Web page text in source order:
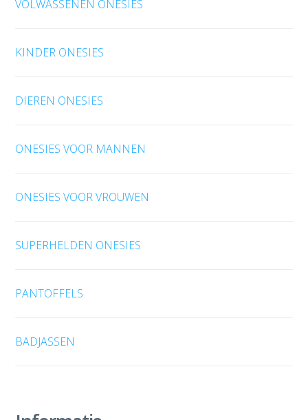
VOLWASSENEN ONESIES
KINDER ONESIES
DIEREN ONESIES
ONESIES VOOR MANNEN
ONESIES VOOR VROUWEN
SUPERHELDEN ONESIES
PANTOFFELS
BADJASSEN